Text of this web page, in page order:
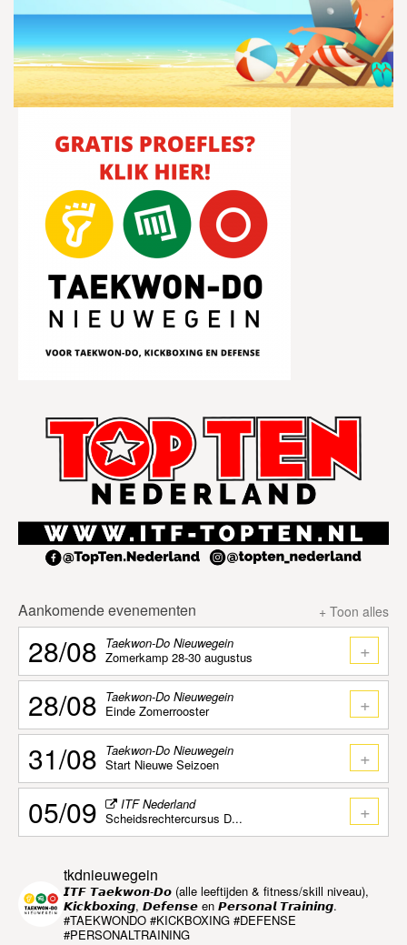
Aankomende evenementen + Toon alles
28/08 Taekwon-Do Nieuwegein
Zomerkamp 28-30 augustus
+
28/08 Taekwon-Do Nieuwegein
Einde Zomerrooster
+
31/08 Taekwon-Do Nieuwegein
Start Nieuwe Seizoen
+
05/09
ITF Nederland
Scheidsrechtercursus D...
+
tkdnieuwegein
𝙄𝙏𝙁 𝙏𝙖𝙚𝙠𝙬𝙤𝙣-𝘿𝙤 (alle leeftijden & fitness/skill niveau),
𝙆𝙞𝙘𝙠𝙗𝙤𝙭𝙞𝙣𝙜, 𝘿𝙚𝙛𝙚𝙣𝙨𝙚 en 𝙋𝙚𝙧𝙨𝙤𝙣𝙖𝙡 𝙏𝙧𝙖𝙞𝙣𝙞𝙣𝙜.
#TAEKWONDO #KICKBOXING #DEFENSE
#PERSONALTRAINING